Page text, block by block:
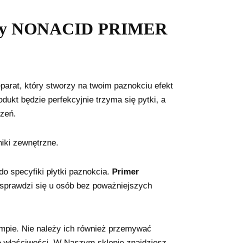
NONACID PRIMER
który stworzy na twoim paznokciu efekt
będzie perfekcyjnie trzyma się pytki, a
zewnętrzne.
specyfiki płytki paznokcia. Primer
się u osób bez poważniejszych
Nie należy ich również przemywać